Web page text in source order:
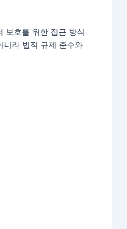
보호를 위한 접근 방식
니라 법적 규제 준수와